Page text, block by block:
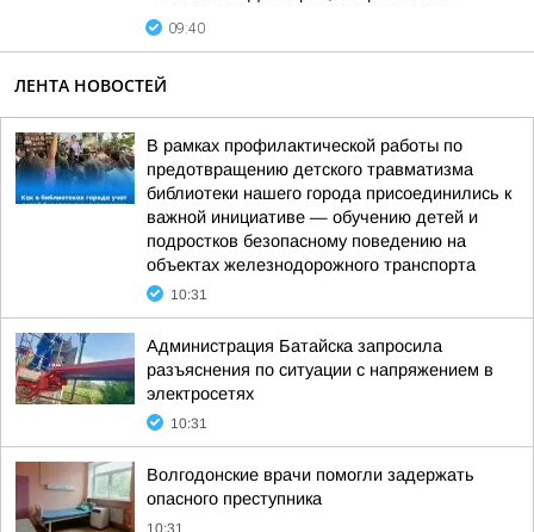
09:40
ЛЕНТА НОВОСТЕЙ
В рамках профилактической работы по
предотвращению детского травматизма
библиотеки нашего города присоединились к
важной инициативе — обучению детей и
подростков безопасному поведению на
объектах железнодорожного транспорта
10:31
Администрация Батайска запросила
разъяснения по ситуации с напряжением в
электросетях
10:31
Волгодонские врачи помогли задержать
опасного преступника
10:31